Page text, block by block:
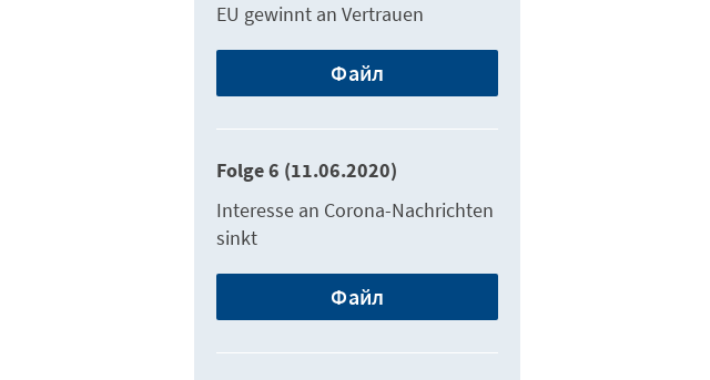
EU gewinnt an Vertrauen
Файл
Folge 6 (11.06.2020)
Interesse an Corona-Nachrichten
sinkt
Файл